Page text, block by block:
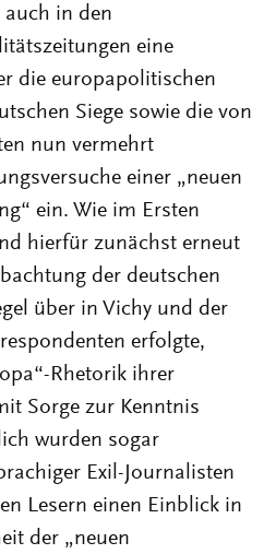
auch in den
eine
die europapolitischen
Siege sowie die von
nun vermehrt
einer „neuen
ein. Wie im Ersten
hierfür zunächst erneut
der deutschen
über in Vichy und der
erfolgte,
Rhetorik ihrer
Sorge zur Kenntnis
wurden sogar
Exil-Journalisten
Lesern einen Einblick in
der „neuen